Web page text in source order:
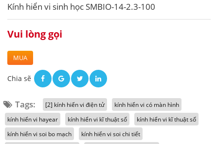
Kính hiển vi sinh học SMBIO-14-2.3-100
Vui lòng gọi
MUA
Chia sẽ
Tags: [2] kính hiển vi điện tử
kính hiển vi có màn hình
kính hiển vi hayear
kính hiển vi kĩ thuật số
kính hiển vi kĩ thuật số
kính hiển vi soi bo mạch
kính hiển vi soi chi tiết